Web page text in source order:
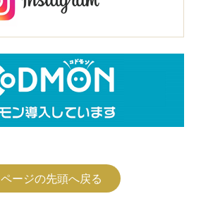
ページの先頭へ戻る